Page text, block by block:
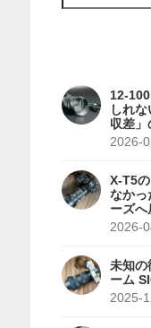
12-
しれ
収差」
2026-
X-T5
なか
ーズへ
2026-
未知の
ーム
2025-